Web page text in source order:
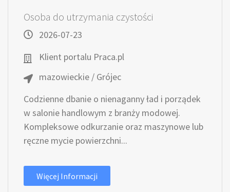
Osoba do utrzymania czystości
2026-07-23
Klient portalu Praca.pl
mazowieckie / Grójec
Codzienne dbanie o nienaganny ład i porządek
w salonie handlowym z branży modowej.
Kompleksowe odkurzanie oraz maszynowe lub
ręczne mycie powierzchni...
Więcej Informacji